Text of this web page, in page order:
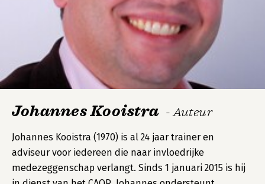
Johannes Kooistra - Auteur
Johannes Kooistra (1970) is al 24 jaar trainer en
adviseur voor iedereen die naar invloedrijke
medezeggenschap verlangt. Sinds 1 januari 2015 is hij